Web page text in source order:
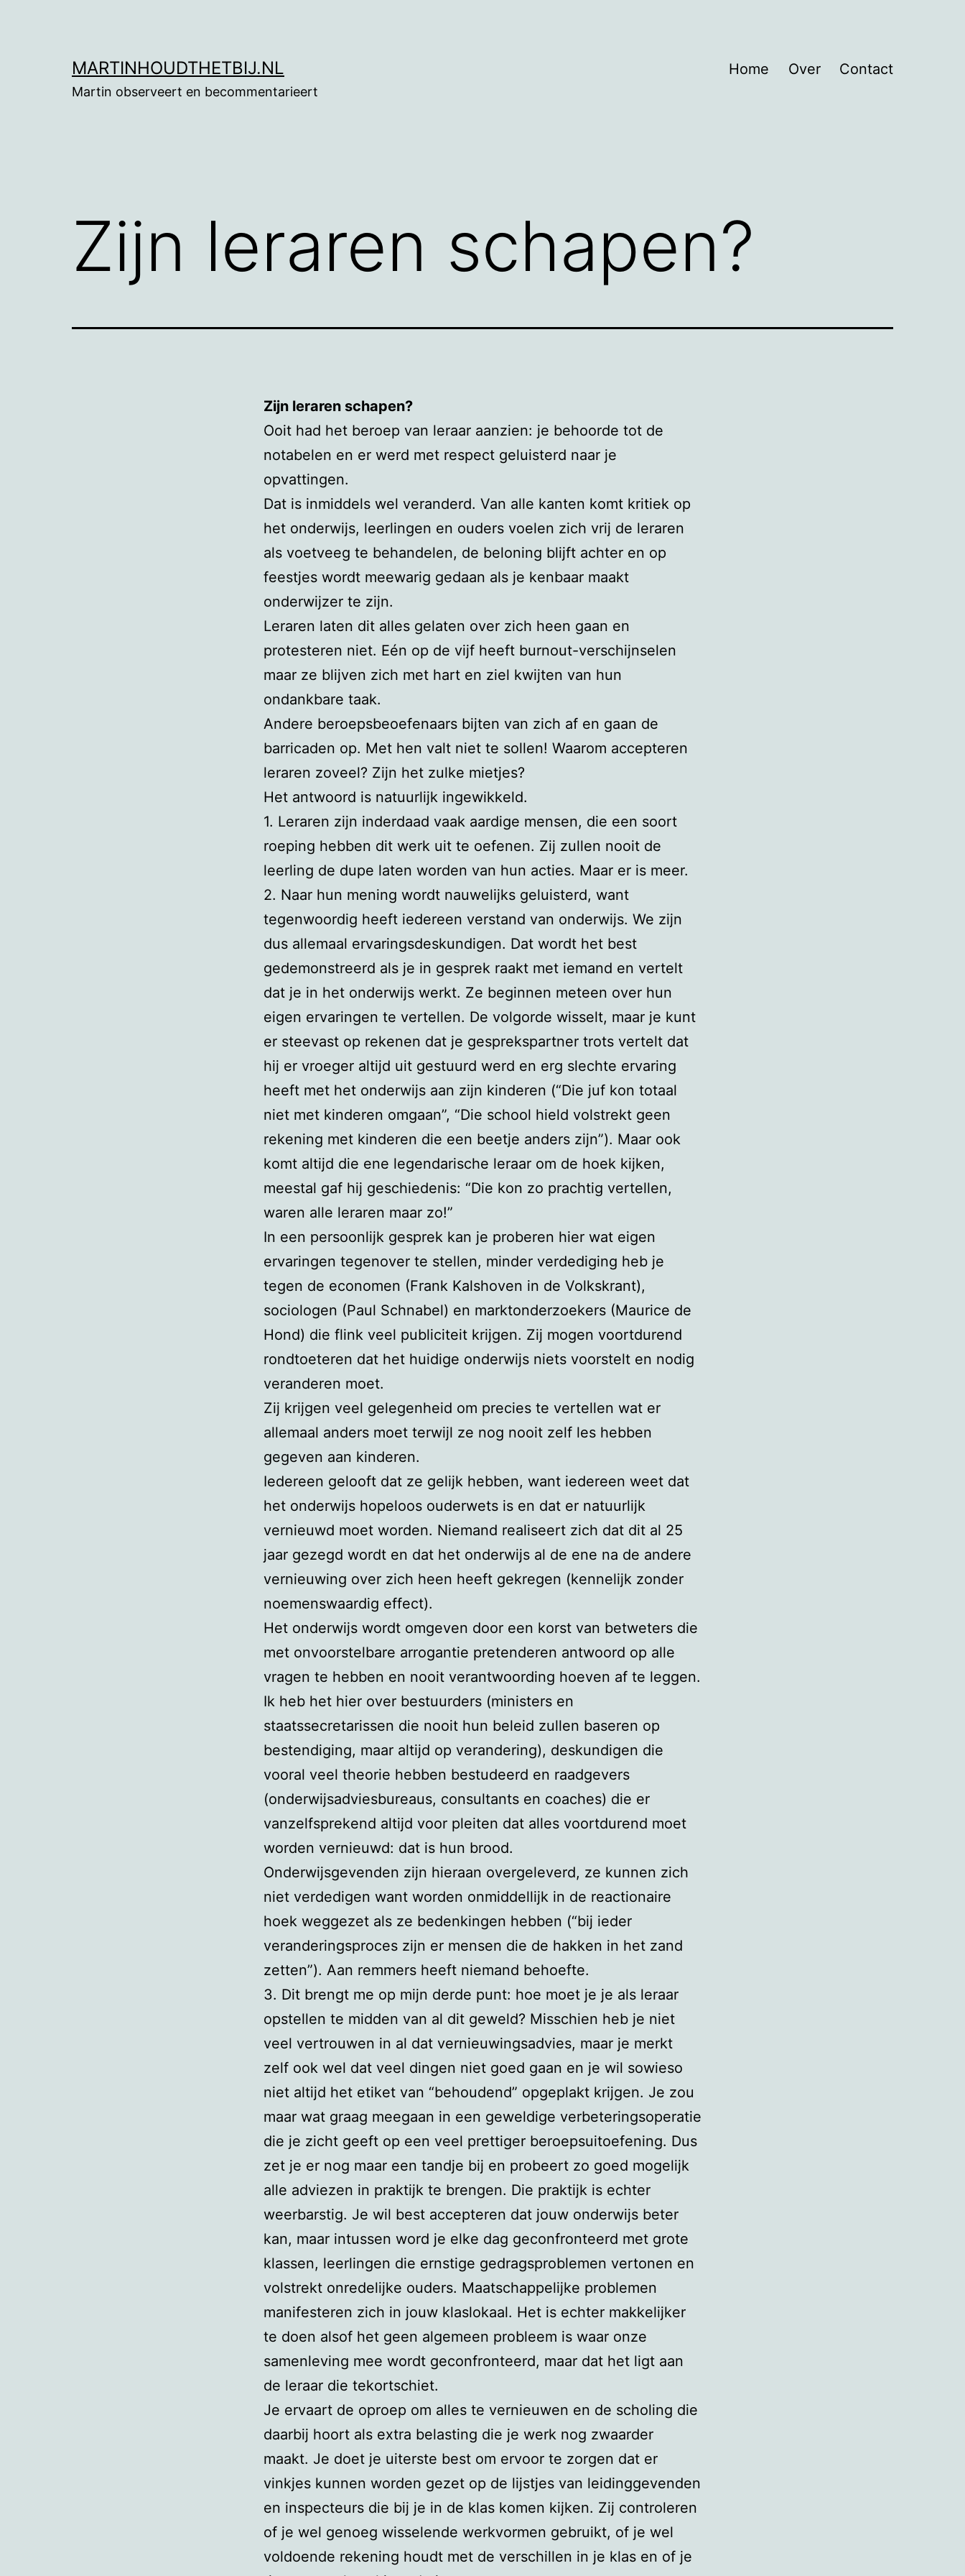
MARTINHOUDTHETBIJ.NL
Martin observeert en becommentarieert
Home Over Contact
Zijn leraren schapen?
Zijn leraren schapen?
Ooit had het beroep van leraar aanzien: je behoorde tot de
notabelen en er werd met respect geluisterd naar je
opvattingen.
Dat is inmiddels wel veranderd. Van alle kanten komt kritiek op
het onderwijs, leerlingen en ouders voelen zich vrij de leraren
als voetveeg te behandelen, de beloning blijft achter en op
feestjes wordt meewarig gedaan als je kenbaar maakt
onderwijzer te zijn.
Leraren laten dit alles gelaten over zich heen gaan en
protesteren niet. Eén op de vijf heeft burnout-verschijnselen
maar ze blijven zich met hart en ziel kwijten van hun
ondankbare taak.
Andere beroepsbeoefenaars bijten van zich af en gaan de
barricaden op. Met hen valt niet te sollen! Waarom accepteren
leraren zoveel? Zijn het zulke mietjes?
Het antwoord is natuurlijk ingewikkeld.
1. Leraren zijn inderdaad vaak aardige mensen, die een soort
roeping hebben dit werk uit te oefenen. Zij zullen nooit de
leerling de dupe laten worden van hun acties. Maar er is meer.
2. Naar hun mening wordt nauwelijks geluisterd, want
tegenwoordig heeft iedereen verstand van onderwijs. We zijn
dus allemaal ervaringsdeskundigen. Dat wordt het best
gedemonstreerd als je in gesprek raakt met iemand en vertelt
dat je in het onderwijs werkt. Ze beginnen meteen over hun
eigen ervaringen te vertellen. De volgorde wisselt, maar je kunt
er steevast op rekenen dat je gesprekspartner trots vertelt dat
hij er vroeger altijd uit gestuurd werd en erg slechte ervaring
heeft met het onderwijs aan zijn kinderen (“Die juf kon totaal
niet met kinderen omgaan”, “Die school hield volstrekt geen
rekening met kinderen die een beetje anders zijn”). Maar ook
komt altijd die ene legendarische leraar om de hoek kijken,
meestal gaf hij geschiedenis: “Die kon zo prachtig vertellen,
waren alle leraren maar zo!”
In een persoonlijk gesprek kan je proberen hier wat eigen
ervaringen tegenover te stellen, minder verdediging heb je
tegen de economen (Frank Kalshoven in de Volkskrant),
sociologen (Paul Schnabel) en marktonderzoekers (Maurice de
Hond) die flink veel publiciteit krijgen. Zij mogen voortdurend
rondtoeteren dat het huidige onderwijs niets voorstelt en nodig
veranderen moet.
Zij krijgen veel gelegenheid om precies te vertellen wat er
allemaal anders moet terwijl ze nog nooit zelf les hebben
gegeven aan kinderen.
Iedereen gelooft dat ze gelijk hebben, want iedereen weet dat
het onderwijs hopeloos ouderwets is en dat er natuurlijk
vernieuwd moet worden. Niemand realiseert zich dat dit al 25
jaar gezegd wordt en dat het onderwijs al de ene na de andere
vernieuwing over zich heen heeft gekregen (kennelijk zonder
noemenswaardig effect).
Het onderwijs wordt omgeven door een korst van betweters die
met onvoorstelbare arrogantie pretenderen antwoord op alle
vragen te hebben en nooit verantwoording hoeven af te leggen.
Ik heb het hier over bestuurders (ministers en
staatssecretarissen die nooit hun beleid zullen baseren op
bestendiging, maar altijd op verandering), deskundigen die
vooral veel theorie hebben bestudeerd en raadgevers
(onderwijsadviesbureaus, consultants en coaches) die er
vanzelfsprekend altijd voor pleiten dat alles voortdurend moet
worden vernieuwd: dat is hun brood.
Onderwijsgevenden zijn hieraan overgeleverd, ze kunnen zich
niet verdedigen want worden onmiddellijk in de reactionaire
hoek weggezet als ze bedenkingen hebben (“bij ieder
veranderingsproces zijn er mensen die de hakken in het zand
zetten”). Aan remmers heeft niemand behoefte.
3. Dit brengt me op mijn derde punt: hoe moet je je als leraar
opstellen te midden van al dit geweld? Misschien heb je niet
veel vertrouwen in al dat vernieuwingsadvies, maar je merkt
zelf ook wel dat veel dingen niet goed gaan en je wil sowieso
niet altijd het etiket van “behoudend” opgeplakt krijgen. Je zou
maar wat graag meegaan in een geweldige verbeteringsoperatie
die je zicht geeft op een veel prettiger beroepsuitoefening. Dus
zet je er nog maar een tandje bij en probeert zo goed mogelijk
alle adviezen in praktijk te brengen. Die praktijk is echter
weerbarstig. Je wil best accepteren dat jouw onderwijs beter
kan, maar intussen word je elke dag geconfronteerd met grote
klassen, leerlingen die ernstige gedragsproblemen vertonen en
volstrekt onredelijke ouders. Maatschappelijke problemen
manifesteren zich in jouw klaslokaal. Het is echter makkelijker
te doen alsof het geen algemeen probleem is waar onze
samenleving mee wordt geconfronteerd, maar dat het ligt aan
de leraar die tekortschiet.
Je ervaart de oproep om alles te vernieuwen en de scholing die
daarbij hoort als extra belasting die je werk nog zwaarder
maakt. Je doet je uiterste best om ervoor te zorgen dat er
vinkjes kunnen worden gezet op de lijstjes van leidinggevenden
en inspecteurs die bij je in de klas komen kijken. Zij controleren
of je wel genoeg wisselende werkvormen gebruikt, of je wel
voldoende rekening houdt met de verschillen in je klas en of je